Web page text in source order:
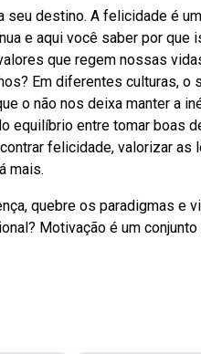
destino. A felicidade é
e aqui você saber por
que regem nossas
Em diferentes culturas, o
o não nos deixa manter a
equilíbrio entre tomar boas
felicidade, valorizar as
mais.
quebre os paradigmas e
Motivação é um